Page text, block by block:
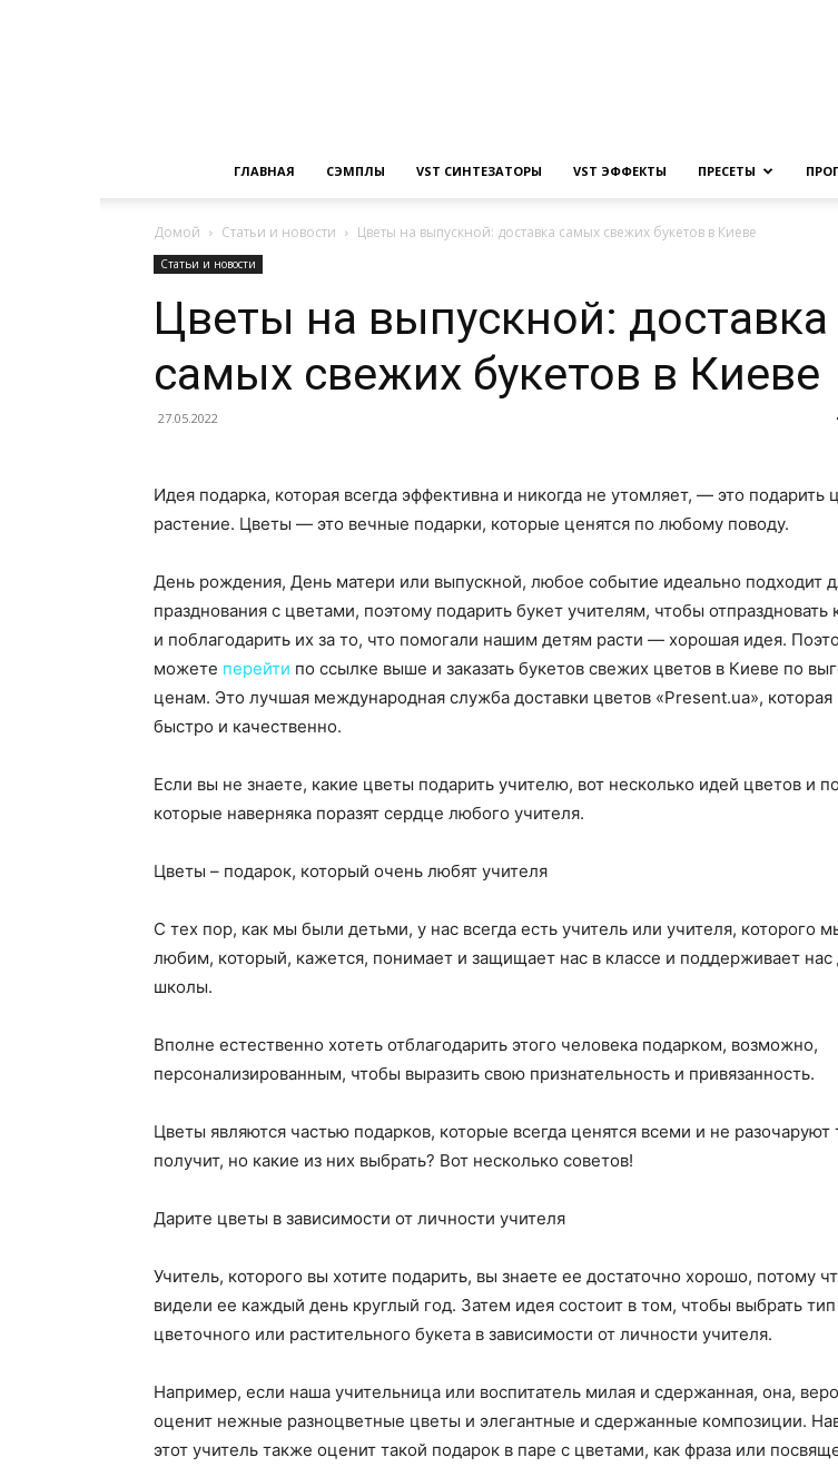
ГЛАВНАЯ СЭМПЛЫ VST СИНТЕЗАТОРЫ VST ЭФФЕКТЫ ПРЕСЕТЫ
Домой Статьи и новости Цветы на выпускной: доставка самых свежих букетов в Киеве
Статьи и новости
Цветы на выпускной: доставка
самых свежих букетов в Киеве
27.05.2022
Идея подарка, которая всегда эффективна и никогда не утомляет, — это подарить
растение. Цветы — это вечные подарки, которые ценятся по любому поводу.
День рождения, День матери или выпускной, любое событие идеально подходит
празднования с цветами, поэтому подарить букет учителям, чтобы отпраздновать
и поблагодарить их за то, что помогали нашим детям расти — хорошая идея.
можете перейти по ссылке выше и заказать букетов свежих цветов в Киеве по
ценам. Это лучшая международная служба доставки цветов «Present.ua», которая
быстро и качественно.
Если вы не знаете, какие цветы подарить учителю, вот несколько идей цветов и
которые наверняка поразят сердце любого учителя.
Цветы – подарок, который очень любят учителя
С тех пор, как мы были детьми, у нас всегда есть учитель или учителя, которого
любим, который, кажется, понимает и защищает нас в классе и поддерживает нас
школы.
Вполне естественно хотеть отблагодарить этого человека подарком, возможно,
персонализированным, чтобы выразить свою признательность и привязанность.
Цветы являются частью подарков, которые всегда ценятся всеми и не разочаруют
получит, но какие из них выбрать? Вот несколько советов!
Дарите цветы в зависимости от личности учителя
Учитель, которого вы хотите подарить, вы знаете ее достаточно хорошо, потому
видели ее каждый день круглый год. Затем идея состоит в том, чтобы выбрать тип
цветочного или растительного букета в зависимости от личности учителя.
Например, если наша учительница или воспитатель милая и сдержанная, она,
оценит нежные разноцветные цветы и элегантные и сдержанные композиции.
этот учитель также оценит такой подарок в паре с цветами, как фраза или